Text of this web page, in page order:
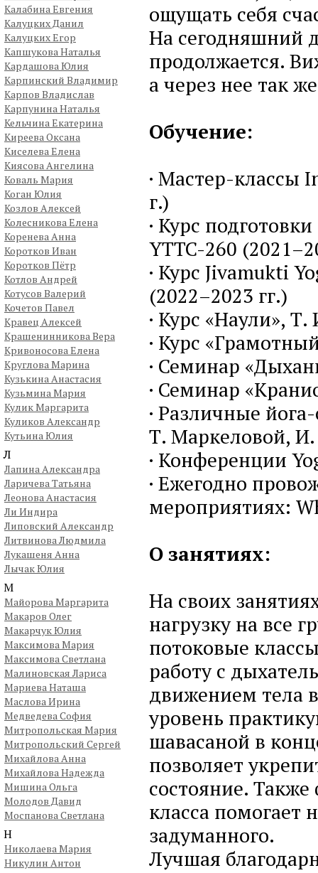
Калабина Евгения
Калуцких Данил
Калуцких Егор
Капшукова Наталья
Кардашова Юлия
Карпинский Владимир
Карпов Владислав
Карпунина Наталья
Кельчина Екатерина
Киреева Оксана
Киселева Елена
Киясова Ангелина
Коваль Мария
Коган Юлия
Козлов Алексей
Колесникова Елена
Коренева Анна
Коротков Иван
Коротков Пётр
Котлов Андрей
Котусов Валерий
Кочетов Павел
Кравец Алексей
Крашенинникова Вера
Кривоносова Елена
Круглова Марина
Кузькина Анастасия
Кузьмина Мария
Кулик Маргарита
Куликов Александр
Кутьина Юлия
Л
Лапина Александра
Ларичева Татьяна
Леонова Анастасия
Ли Индира
Липовский Александр
Литвинова Людмила
Лукашеня Анна
Лычак Юлия
М
Майорова Маргарита
Макаров Олег
Макарчук Юлия
Максимова Мария
Максимова Светлана
Малиновская Лариса
Мариева Наташа
Маслова Ирина
Медведева София
Митропольская Мария
Митропольский Сергей
Михайлова Анна
Михайлова Надежда
Мишина Ольга
Молодов Давид
Моспанова Светлана
Н
Николаева Мария
Никулин Антон
ощущать себя
На сегодняшний
продолжается.
а через нее так
Обучение:
· Мастер-классы
г.)
· Курс
YTTC-260
· Курс Jivamukti
(2022–2023 гг.)
· Курс «Наули»,
· Курс
· Семинар
· Семинар
· Различные
Т. Маркеловой,
· Конференции
· Ежегодно
мероприятиях:
О занятиях:
На своих
нагрузку на все
потоковые
работу с
движением тела
уровень
шавасаной в
позволяет
состояние.
класса помогает
задуманного.
Лучшая